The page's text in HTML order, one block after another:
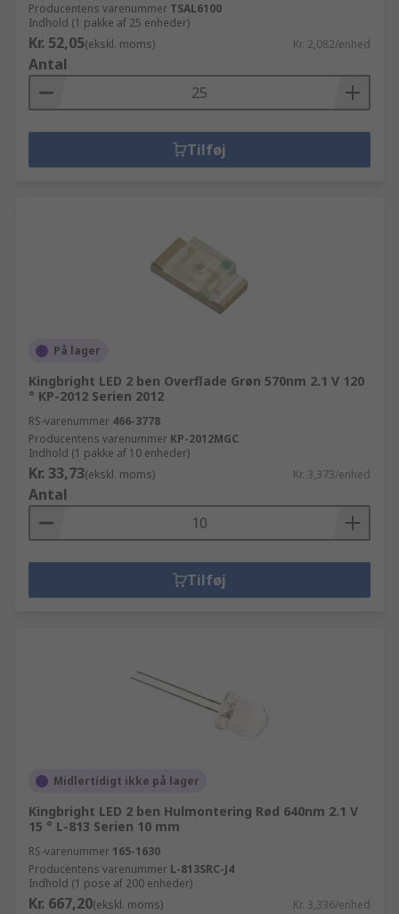
Producentens varenummer TSAL6100
Indhold (1 pakke af 25 enheder)
Kr. 52,05(ekskl. moms) Kr. 2,082/enhed
Antal
Tilføj
På lager
Kingbright LED 2 ben Overflade Grøn 570nm 2.1 V 120
° KP-2012 Serien 2012
RS-varenummer 466-3778
Producentens varenummer KP-2012MGC
Indhold (1 pakke af 10 enheder)
Kr. 33,73(ekskl. moms) Kr. 3,373/enhed
Antal
Tilføj
Midlertidigt ikke på lager
Kingbright LED 2 ben Hulmontering Rød 640nm 2.1 V
15 ° L-813 Serien 10 mm
RS-varenummer 165-1630
Producentens varenummer L-813SRC-J4
Indhold (1 pose af 200 enheder)
Kr. 667,20(ekskl. moms) Kr. 3,336/enhed